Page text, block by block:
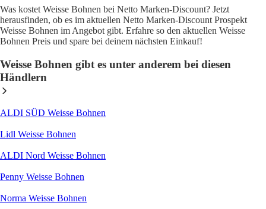
Was kostet Weisse Bohnen bei Netto Marken-Discount? Jetzt
herausfinden, ob es im aktuellen Netto Marken-Discount Prospekt
Weisse Bohnen im Angebot gibt. Erfahre so den aktuellen Weisse
Bohnen Preis und spare bei deinem nächsten Einkauf!
Weisse Bohnen gibt es unter anderem bei diesen
Händlern
ALDI SÜD Weisse Bohnen
Lidl Weisse Bohnen
ALDI Nord Weisse Bohnen
Penny Weisse Bohnen
Norma Weisse Bohnen